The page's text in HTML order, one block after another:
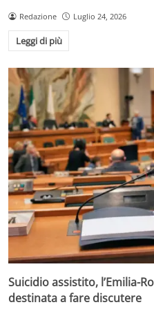
Redazione Luglio 24, 2026
Leggi di più
Suicidio assistito, l’Emilia-
destinata a fare discutere